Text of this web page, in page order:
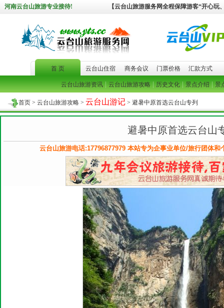
河南云台山旅游专业接待! 【云台山旅游服务网全程保障游客“开心玩
首 页 云台山住宿 商务会议 门票价格 汇款方式
云台山旅游资讯|云台山旅游攻略|历史文化|景点介绍|景
首页 > 云台山旅游攻略 > 云台山游记 > 避暑中原首选云台山专列
避暑中原首选云台山
云台山旅游电话:17796877979 本站专为企事业单位/旅行团体